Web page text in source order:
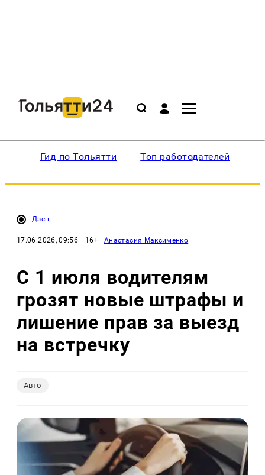
Гид по Тольятти Топ работодателей
Дзен
17.06.2026, 09:56 · 16+ ·Анастасия Максименко
С 1 июля водителям
грозят новые штрафы и
лишение прав за выезд
на встречку
Авто